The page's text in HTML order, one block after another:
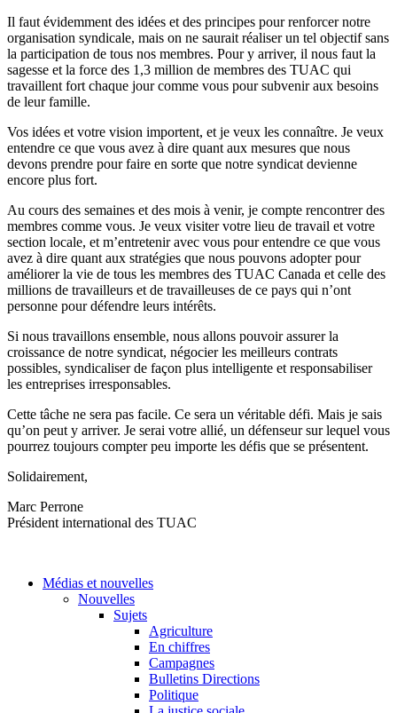
Il faut évidemment des idées et des principes pour renforcer notre
organisation syndicale, mais on ne saurait réaliser un tel objectif sans
la participation de tous nos membres. Pour y arriver, il nous faut la
sagesse et la force des 1,3 million de membres des TUAC qui
travaillent fort chaque jour comme vous pour subvenir aux besoins
de leur famille.
Vos idées et votre vision importent, et je veux les connaître. Je veux
entendre ce que vous avez à dire quant aux mesures que nous
devons prendre pour faire en sorte que notre syndicat devienne
encore plus fort.
Au cours des semaines et des mois à venir, je compte rencontrer des
membres comme vous. Je veux visiter votre lieu de travail et votre
section locale, et m’entretenir avec vous pour entendre ce que vous
avez à dire quant aux stratégies que nous pouvons adopter pour
améliorer la vie de tous les membres des TUAC Canada et celle des
millions de travailleurs et de travailleuses de ce pays qui n’ont
personne pour défendre leurs intérêts.
Si nous travaillons ensemble, nous allons pouvoir assurer la
croissance de notre syndicat, négocier les meilleurs contrats
possibles, syndicaliser de façon plus intelligente et responsabiliser
les entreprises irresponsables.
Cette tâche ne sera pas facile. Ce sera un véritable défi. Mais je sais
qu’on peut y arriver. Je serai votre allié, un défenseur sur lequel vous
pourrez toujours compter peu importe les défis que se présentent.
Solidairement,
Marc Perrone
Président international des TUAC
Médias et nouvelles
Nouvelles
Sujets
Agriculture
En chiffres
Campagnes
Bulletins Directions
Politique